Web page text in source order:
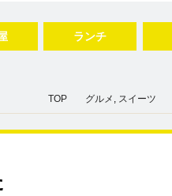
ランチ
TOP グルメ , スイーツ